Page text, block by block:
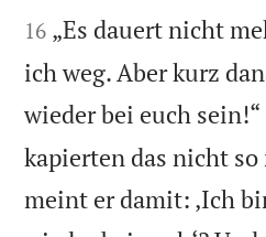


16 „Es dauert nicht
ich weg. Aber kurz
wieder bei euch sein!“
kapierten das nicht so
meint er damit: ‚Ich